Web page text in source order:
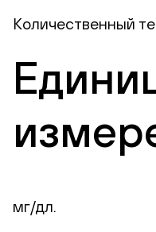
Количественный
мг/дл.